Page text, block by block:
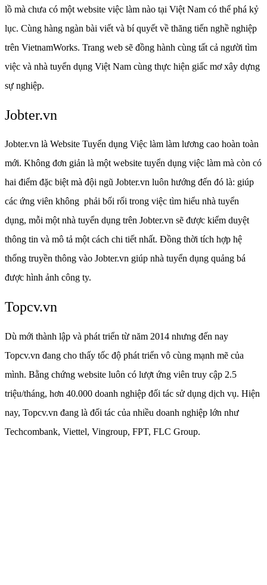
lồ mà chưa có một website việc làm nào tại Việt Nam có thể phá kỷ
lục. Cùng hàng ngàn bài viết và bí quyết về thăng tiến nghề nghiệp
trên VietnamWorks. Trang web sẽ đồng hành cùng tất cả người tìm
việc và nhà tuyển dụng Việt Nam cùng thực hiện giấc mơ xây dựng
sự nghiệp.
Jobter.vn
Jobter.vn là Website Tuyển dụng Việc làm làm lương cao hoàn toàn
mới. Không đơn giản là một website tuyển dụng việc làm mà còn có
hai điểm đặc biệt mà đội ngũ Jobter.vn luôn hướng đến đó là: giúp
các ứng viên không phải bối rối trong việc tìm hiểu nhà tuyển
dụng, mỗi một nhà tuyển dụng trên Jobter.vn sẽ được kiểm duyệt
thông tin và mô tả một cách chi tiết nhất. Đồng thời tích hợp hệ
thống truyền thông vào Jobter.vn giúp nhà tuyển dụng quảng bá
được hình ảnh công ty.
Topcv.vn
Dù mới thành lập và phát triển từ năm 2014 nhưng đến nay
Topcv.vn đang cho thấy tốc độ phát triển vô cùng mạnh mẽ của
mình. Bằng chứng website luôn có lượt ứng viên truy cập 2.5
triệu/tháng, hơn 40.000 doanh nghiệp đối tác sử dụng dịch vụ. Hiện
nay, Topcv.vn đang là đối tác của nhiều doanh nghiệp lớn như
Techcombank, Viettel, Vingroup, FPT, FLC Group.